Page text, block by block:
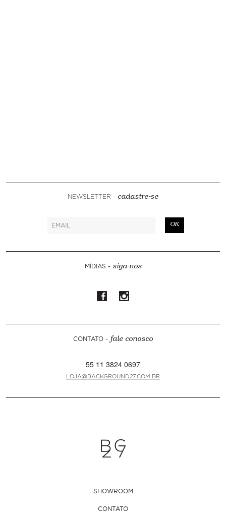
NEWSLETTER - cadastre-se
OK
MÍDIAS - siga-nos
CONTATO - fale conosco
55 11 3824 0697
LOJA@BACKGROUND27.COM.BR
SHOWROOM
CONTATO